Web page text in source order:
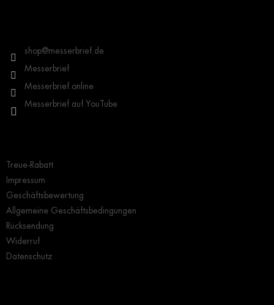
shop@messerbrief.de
Messerbrief
Messerbrief.online
Messerbrief auf YouTube
Treue-Rabatt
Impressum
Geschäftsbewertung
Allgemeine Geschäftsbedingungen
Rücksendung
Widerruf
Datenschutz